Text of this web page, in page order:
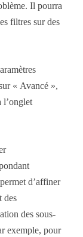
Il pourra
filtres sur des
« Avancé »,
l’onglet
d’affiner
des
des sous-
exemple, pour